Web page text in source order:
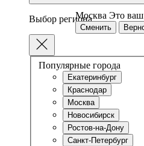
Выбор региона
Популярные города
Екатеринбург
Краснодар
Москва
Новосибирск
Ростов-на-Дону
Санкт-Петербург
Москва Это ваш
Сменить